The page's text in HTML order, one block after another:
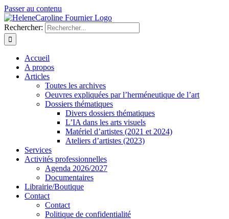
Passer au contenu
Rechercher:
Accueil
A propos
Articles
Toutes les archives
Oeuvres expliquées par l’herméneutique de l’art
Dossiers thématiques
Divers dossiers thématiques
L’IA dans les arts visuels
Matériel d’artistes (2021 et 2024)
Ateliers d’artistes (2023)
Services
Activités professionnelles
Agenda 2026/2027
Documentaires
Librairie/Boutique
Contact
Contact
Politique de confidentialité